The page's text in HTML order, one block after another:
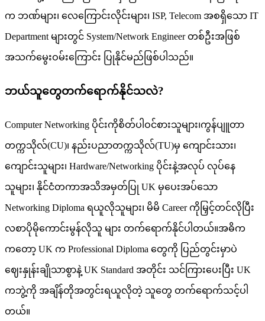
က ဘဏ်များ၊ လေကြောင်းလိုင်းများ၊ ISP, Telecom အစရှိသော IT
Department များတွင် System/Network Engineer တစ်ဦးအဖြစ်
အသက်မွေးဝမ်းကြောင်း ပြုနိုင်မည်ဖြစ်ပါသည်။
ဘယ်သူတွေတက်ရောက်နိုင်သလဲ?
Computer Networking ပိုင်းကိုစိတ်ပါဝင်စားသူများ၊ကွန်ပျူတာ
တက္ကသိုလ်(CU)၊ နည်းပညာတက္ကသိုလ်(TU)မှ ကျောင်းသား၊
ကျောင်းသူများ၊ Hardware/Networking ပိုင်းနဲ့အလုပ် လုပ်နေ
သူများ၊ နိုင်ငံတကာအသိအမှတ်ပြု UK မှပေးအပ်သော
Networking Diploma ရယူလိုသူများ၊ မိမိ Career ကိုမြှင့်တင်လိုပြီး
လစာပိုမိုကောင်းမွန်လိုသူ များ တက်ရောက်နိုင်ပါတယ်။အဓိက
ကတော့ UK က Professional Diploma တွေကို ပြည်တွင်းမှာပဲ
ဈေးနှုန်းချိုသာစွာနဲ့ UK Standard အတိုင်း သင်ကြားပေးပြီး UK
ကဘွဲ့ကို အချိန်တိုအတွင်းရယူလိုတဲ့ သူတွေ တက်ရောက်သင့်ပါ
တယ်။